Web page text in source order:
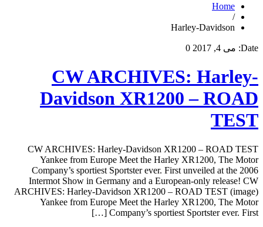
Home
/
Harley-Davidson
Date: می 4, 2017 0
CW ARCHIVES: Harley-
Davidson XR1200 – ROAD
TEST
CW ARCHIVES: Harley-Davidson XR1200 – ROAD TEST
Yankee from Europe Meet the Harley XR1200, The Motor
Company’s sportiest Sportster ever. First unveiled at the 2006
Intermot Show in Germany and a European-only release! CW
ARCHIVES: Harley-Davidson XR1200 – ROAD TEST (image)
Yankee from Europe Meet the Harley XR1200, The Motor
Company’s sportiest Sportster ever. First […]